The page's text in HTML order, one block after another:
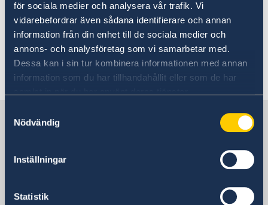
för sociala medier och analysera vår trafik. Vi
vidarebefordrar även sådana identifierare och annan
information från din enhet till de sociala medier och
annons- och analysföretag som vi samarbetar med.
Dessa kan i sin tur kombinera informationen med annan
information som du har tillhandahållit eller som de har
Nödvändig
Inställningar
Statistik
23 mars 2026
Ambassaden tar inte emot besök 31
mars samt 3-7 april 2026
Sverige i Rwanda
Sveriges Ambassad
Aurore House